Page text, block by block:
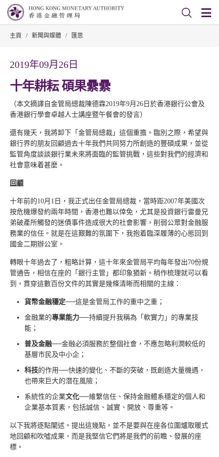
主頁 / 新聞與媒體 / 匯思
2019年09月26日
十年耕耘 碩果纍纍
（本文摘譯自金管局總裁陳德霖2019年9月26日於香港銀行公會及
香港銀行學會卓越人士講座暨午餐會的發言）
還有幾天，我將卸下「金管局總裁」這個重擔。臨別之際，希望與
銀行界的朋友回顧過去十年我們共同努力所創造的豐碩成果，並從
監管角度談談銀行業未來將面臨的監管挑戰，這些對我們的經濟和
社會意味着甚麼。
回顧
十年前的10月1日，我正式出任金管局總裁，當時距2007年美國次
按危機爆發約兩年時間，香港也難以倖免，尤其是投資銀行雷曼兄
弟破產所觸發的迷債事件造成很大的社會影響，削弱公眾對金融服
務業的信任。就是在這艱難的氛圍下，我抱着臨深履薄的心態回到
國金二期辦公室。
轉眼十年過去了，粗略計算，這十年來金管局平均每年發出70份規
管通告，相信在座的「銀行主管」都印象猶新。稍作梳理就可以看
到，貫穿這數百份文件的其實是幾條清晰而相關的主線：
貨幣金融穩定──這是金管局工作的重中之重；
金融業的專業能力──持續提升我稱為「軟實力」的專業技
能；
普及金融──金融必須服務於整個社會，不應忽略利潤較低的
基層市民及中小企；
科技的作用──快速的變化、不斷的突破，既創造大量機遇，
也帶來巨大的潛在風險；
系統性的企業­文化──維繫信任、保持金融體系穩定的個人和
企業基本質素，包括誠信、誠實、開放、尊重等。
以下我將逐點闡述。提出這幾點，並不是要與在座各位圍爐取暖式
地回顧和吹噓成果，而是我堅信它們將是我們的前瞻、發展的座
標。